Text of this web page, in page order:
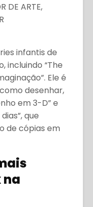
DE ARTE,
infantis de
incluindo “The
Ele é
desenhar,
em 3-D” e
que
de cópias em
na